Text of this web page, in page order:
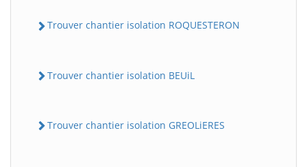
Trouver chantier isolation ROQUESTERON
Trouver chantier isolation BEUiL
Trouver chantier isolation GREOLiERES